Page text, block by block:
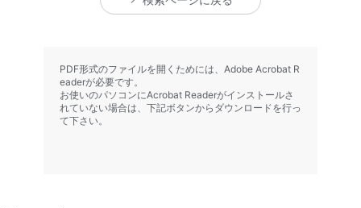
PDF形式のファイルを開くためには、Adobe Acrobat R
eaderが必要です。
お使いのパソコンにAcrobat Readerがインストールさ
れていない場合は、下記ボタンからダウンロードを行っ
て下さい。